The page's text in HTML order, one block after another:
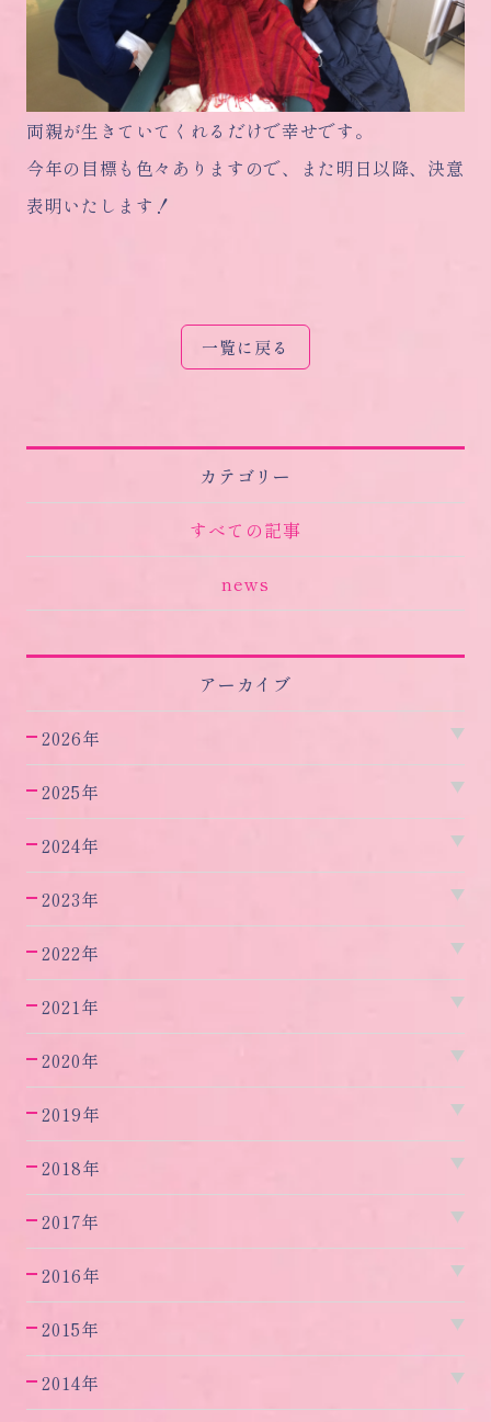
カテゴリー
すべての記事
news
アーカイブ
2026年
2025年
2024年
2023年
2022年
2021年
2020年
2019年
2018年
2017年
2016年
2015年
2014年
両親が生きていてくれるだけで幸せです。
今年の目標も色々ありますので、また明日以降、決意
表明いたします！
一覧に戻る